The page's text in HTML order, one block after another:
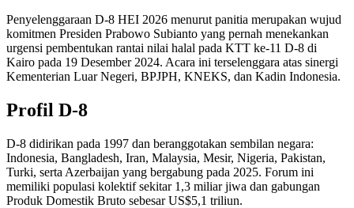
Penyelenggaraan D-8 HEI 2026 menurut panitia merupakan wujud
komitmen Presiden Prabowo Subianto yang pernah menekankan
urgensi pembentukan rantai nilai halal pada KTT ke-11 D-8 di
Kairo pada 19 Desember 2024. Acara ini terselenggara atas sinergi
Kementerian Luar Negeri, BPJPH, KNEKS, dan Kadin Indonesia.
Profil D-8
D-8 didirikan pada 1997 dan beranggotakan sembilan negara:
Indonesia, Bangladesh, Iran, Malaysia, Mesir, Nigeria, Pakistan,
Turki, serta Azerbaijan yang bergabung pada 2025. Forum ini
memiliki populasi kolektif sekitar 1,3 miliar jiwa dan gabungan
Produk Domestik Bruto sebesar US$5,1 triliun.